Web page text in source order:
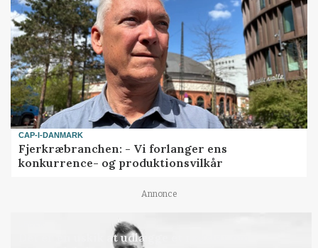
CAP-I-DANMARK
Fjerkræbranchen: - Vi forlanger ens
konkurrence- og produktionsvilkår
Annonce
Det er en uskik at udlægge et røgslør om